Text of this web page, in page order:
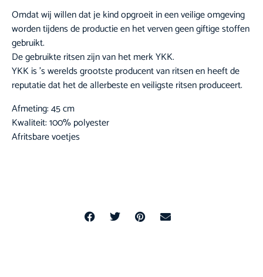
Omdat wij willen dat je kind opgroeit in een veilige omgeving
worden tijdens de productie en het verven geen giftige stoffen
gebruikt.
De gebruikte ritsen zijn van het merk YKK.
YKK is ’s werelds grootste producent van ritsen en heeft de
reputatie dat het de allerbeste en veiligste ritsen produceert.
Afmeting: 45 cm
Kwaliteit: 100% polyester
Afritsbare voetjes